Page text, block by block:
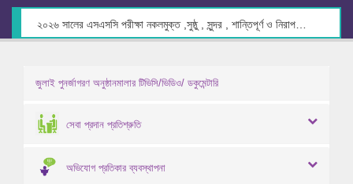
জুলাই পুনর্জাগরণ অনুষ্ঠানমালার টিভিসি/ভিডিও/ ডকুমেন্টারি
সেবা প্রদান প্রতিশ্রুতি
অভিযোগ প্রতিকার ব্যবস্থাপনা